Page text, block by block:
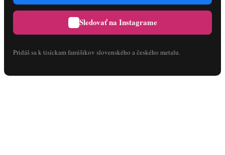
Sledovať na Instagrame
Pridáš sa k tisíckam fanúšikov slovenského a českého metalu.